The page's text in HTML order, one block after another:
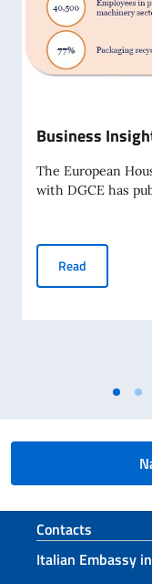
Business
The European
with DGCE has
Read
Footer
Contacts
Italian Embassy